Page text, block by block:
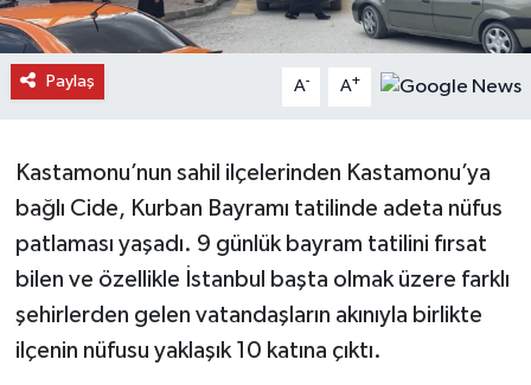
Paylaş A- A+
Kastamonu’nun sahil ilçelerinden Kastamonu’ya
bağlı Cide, Kurban Bayramı tatilinde adeta nüfus
patlaması yaşadı. 9 günlük bayram tatilini fırsat
bilen ve özellikle İstanbul başta olmak üzere farklı
şehirlerden gelen vatandaşların akınıyla birlikte
ilçenin nüfusu yaklaşık 10 katına çıktı.
İhsangazi Haberleri
Küre Haberleri
Merkez Haberleri
Pınarbaşı Haberleri
Şenpazar Haberleri